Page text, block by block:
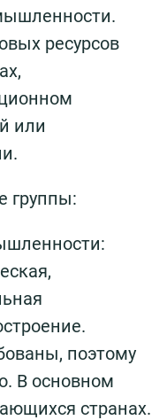
ресурсов
или
группы:
поэтому
В основном
странах.